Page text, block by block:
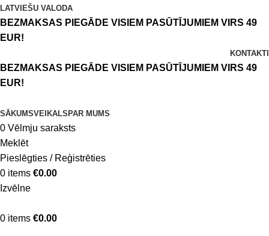
LATVIEŠU VALODA
BEZMAKSAS PIEGĀDE VISIEM PASŪTĪJUMIEM VIRS 49
EUR!
KONTAKTI
BEZMAKSAS PIEGĀDE VISIEM PASŪTĪJUMIEM VIRS 49
EUR!
SĀKUMSVEIKALS PAR MUMS
0 Vēlmju saraksts
Meklēt
Pieslēgties / Reģistrēties
0 items €0.00
Izvēlne
0 items €0.00